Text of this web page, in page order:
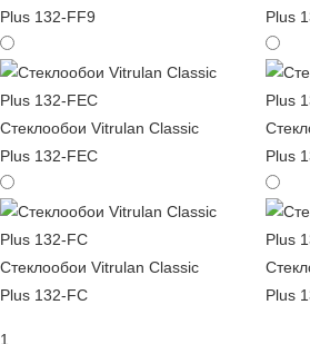
Plus 132-FF9
Plus
Стеклообои Vitrulan Classic
Plus 132-FEC
Plus
Стеклообои Vitrulan Classic
Plus 132-FC
Plus
1